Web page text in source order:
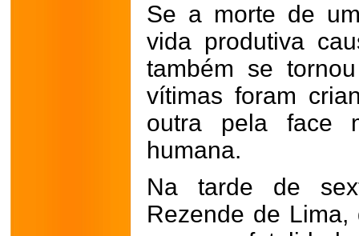
Se a morte de
vida produtiva
também se
vítimas foram
outra pela face
humana.
Na tarde de
Rezende de